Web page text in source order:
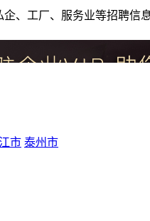
、工厂、服务业等招聘
市 泰州市